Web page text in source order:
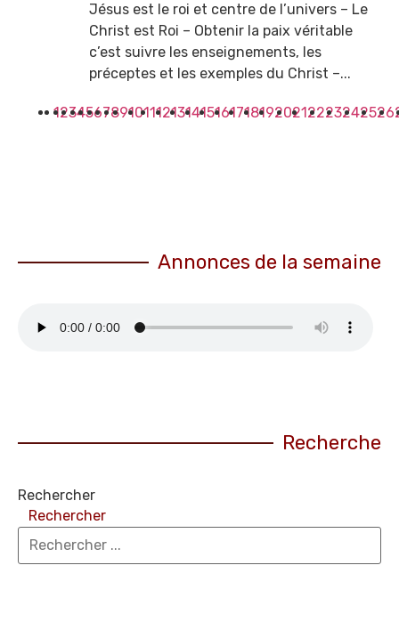
Jésus est le roi et centre de l’univers – Le
Christ est Roi – Obtenir la paix véritable
c’est suivre les enseignements, les
préceptes et les exemples du Christ –...
123456789101112131415161718192021 2223242526
Annonces de la semaine
Recherche
Rechercher
Rechercher